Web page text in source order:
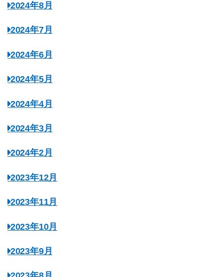
2024年8月
2024年7月
2024年6月
2024年5月
2024年4月
2024年3月
2024年2月
2023年12月
2023年11月
2023年10月
2023年9月